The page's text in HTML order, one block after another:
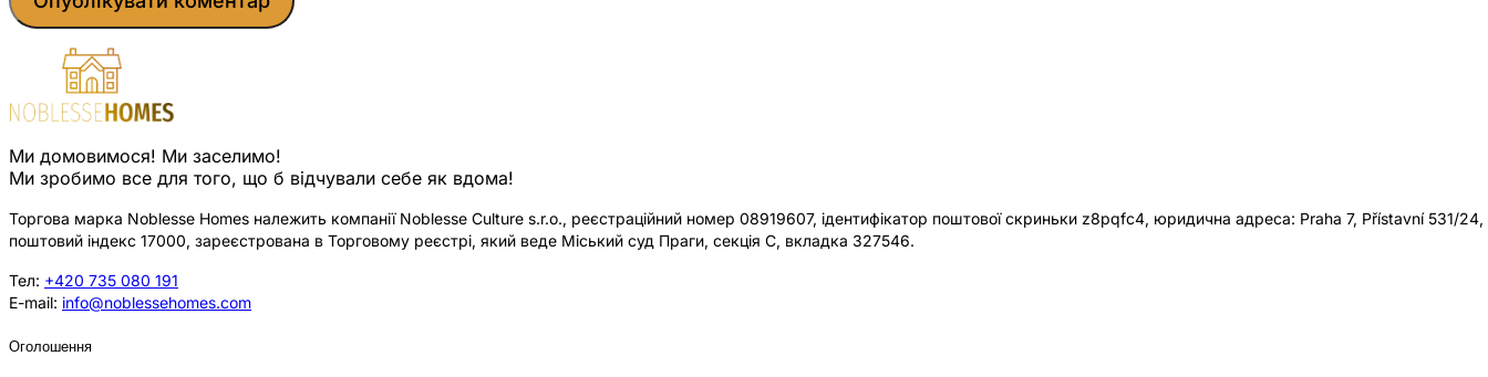
Ми домовимося! Ми заселимо!
Ми зробимо все для того, що б відчували себе як вдома!
Торгова марка Noblesse Homes належить компанії Noblesse Culture s.r.o., реєстраційний номер 08919607, ідентифікатор поштової скриньки z8pqfc4, юридична адреса: Praha 7, Přístavní 531/24,
поштовий індекс 17000, зареєстрована в Торговому реєстрі, який веде Міський суд Праги, секція C, вкладка 327546.
Тел: +420 735 080 191
E-mail: info@noblessehomes.com
Оголошення